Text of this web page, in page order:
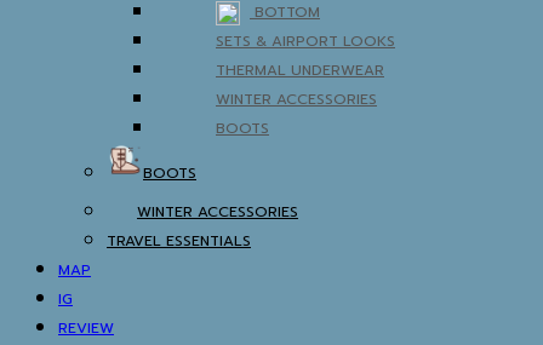
BOTTOM
SETS & AIRPORT LOOKS
THERMAL UNDERWEAR
WINTER ACCESSORIES
BOOTS
BOOTS
WINTER ACCESSORIES
TRAVEL ESSENTIALS
MAP
IG
REVIEW